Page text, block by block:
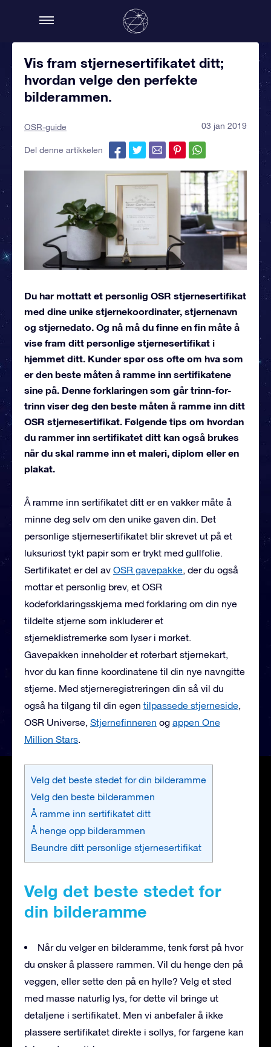
Vis fram stjernesertifikatet ditt;
hvordan velge den perfekte
bilderammen.
OSR-guide 03 jan 2019
Del denne artikkelen
Du har mottatt et personlig OSR stjernesertifikat
med dine unike stjernekoordinater, stjernenavn
og stjernedato. Og nå må du finne en fin måte å
vise fram ditt personlige stjernesertifikat i
hjemmet ditt. Kunder spør oss ofte om hva som
er den beste måten å ramme inn sertifikatene
sine på. Denne forklaringen som går trinn-for-
trinn viser deg den beste måten å ramme inn ditt
OSR stjernesertifikat. Følgende tips om hvordan
du rammer inn sertifikatet ditt kan også brukes
når du skal ramme inn et maleri, diplom eller en
plakat.
Å ramme inn sertifikatet ditt er en vakker måte å
minne deg selv om den unike gaven din. Det
personlige stjernesertifikatet blir skrevet ut på et
luksuriøst tykt papir som er trykt med gullfolie.
Sertifikatet er del av OSR gavepakke, der du også
mottar et personlig brev, et OSR
kodeforklaringsskjema med forklaring om din nye
tildelte stjerne som inkluderer et
stjerneklistremerke som lyser i mørket.
Gavepakken inneholder et roterbart stjernekart,
hvor du kan finne koordinatene til din nye navngitte
stjerne. Med stjerneregistreringen din så vil du
også ha tilgang til din egen tilpassede stjerneside,
OSR Universe, Stjernefinneren og appen One
Million Stars.
Velg det beste stedet for din bilderamme
Velg den beste bilderammen
Å ramme inn sertifikatet ditt
Å henge opp bilderammen
Beundre ditt personlige stjernesertifikat
Velg det beste stedet for
din bilderamme
Når du velger en bilderamme, tenk først på hvor
du ønsker å plassere rammen. Vil du henge den på
veggen, eller sette den på en hylle? Velg et sted
med masse naturlig lys, for dette vil bringe ut
detaljene i sertifikatet. Men vi anbefaler å ikke
plassere sertifikatet direkte i sollys, for fargene kan